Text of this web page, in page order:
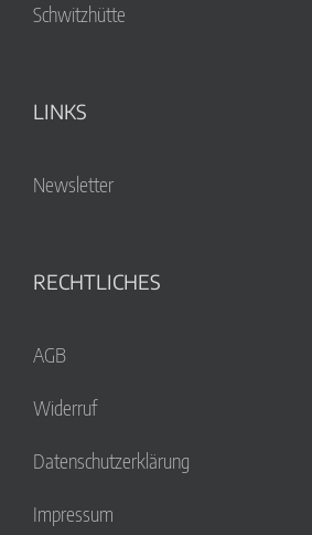
Schwitzhütte
LINKS
Newsletter
RECHTLICHES
AGB
Widerruf
Datenschutzerklärung
Impressum